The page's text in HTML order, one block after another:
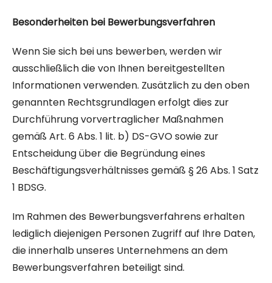
Besonderheiten bei Bewerbungsverfahren
Wenn Sie sich bei uns bewerben, werden wir
ausschließlich die von Ihnen bereitgestellten
Informationen verwenden. Zusätzlich zu den oben
genannten Rechtsgrundlagen erfolgt dies zur
Durchführung vorvertraglicher Maßnahmen
gemäß Art. 6 Abs. 1 lit. b) DS-GVO sowie zur
Entscheidung über die Begründung eines
Beschäftigungsverhältnisses gemäß § 26 Abs. 1 Satz
1 BDSG.
Im Rahmen des Bewerbungsverfahrens erhalten
lediglich diejenigen Personen Zugriff auf Ihre Daten,
die innerhalb unseres Unternehmens an dem
Bewerbungsverfahren beteiligt sind.